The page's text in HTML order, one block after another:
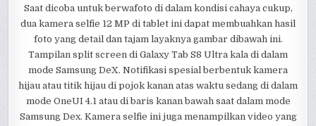
Saat dicoba untuk berwafoto di dalam kondisi cahaya cukup,
dua kamera selfie 12 MP di tablet ini dapat membuahkan hasil
foto yang detail dan tajam layaknya gambar dibawah ini.
Tampilan split screen di Galaxy Tab S8 Ultra kala di dalam
mode Samsung DeX. Notifikasi spesial berbentuk kamera
hijau atau titik hijau di pojok kanan atas waktu sedang di dalam
mode OneUI 4.1 atau di baris kanan bawah saat dalam mode
Samsung Dex. Kamera selfie ini juga menampilkan video yang